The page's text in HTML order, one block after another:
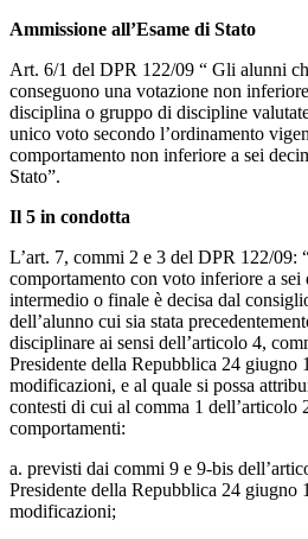
Ammissione all’Esame di Stato
Art. 6/1 del DPR 122/09 “ Gli alunni
conseguono una votazione non
disciplina o gruppo di discipline
unico voto secondo l’ordinamento
comportamento non inferiore a sei
Stato”.
Il 5 in condotta
L’art. 7, commi 2 e 3 del DPR 122/09:
comportamento con voto inferiore a
intermedio o finale è decisa dal
dell’alunno cui sia stata
disciplinare ai sensi dell’articolo 4,
Presidente della Repubblica 24 giugno
modificazioni, e al quale si possa
contesti di cui al comma 1 dell’articolo
comportamenti:
a. previsti dai commi 9 e 9-bis
Presidente della Repubblica 24 giugno
modificazioni;